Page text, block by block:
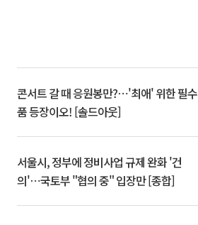
콘서트 갈 때 응원봉만?⋯'최애' 위한 필수
품 등장이오! [솔드아웃]
서울시, 정부에 정비사업 규제 완화 '건
의'⋯국토부 "협의 중" 입장만 [종합]